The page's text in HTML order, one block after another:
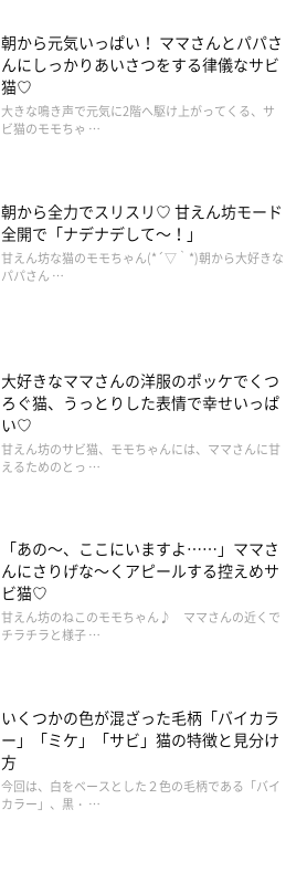
朝から元気いっぱい！ ママさんとパパさ
んにしっかりあいさつをする律儀なサビ
猫♡
大きな鳴き声で元気に2階へ駆け上がってくる、サ
ビ猫のモモちゃ …
朝から全力でスリスリ♡ 甘えん坊モード
全開で「ナデナデして～！」
甘えん坊な猫のモモちゃん(*´▽｀*)朝から大好きな
パパさん …
大好きなママさんの洋服のポッケでくつ
ろぐ猫、うっとりした表情で幸せいっぱ
い♡
甘えん坊のサビ猫、モモちゃんには、ママさんに甘
えるためのとっ …
「あの～、ここにいますよ……」ママさ
んにさりげな～くアピールする控えめサ
ビ猫♡
甘えん坊のねこのモモちゃん♪ ママさんの近くで
チラチラと様子 …
いくつかの色が混ざった毛柄「バイカラ
ー」「ミケ」「サビ」猫の特徴と見分け
方
今回は、白をベースとした２色の毛柄である「バイ
カラー」、黒・ …